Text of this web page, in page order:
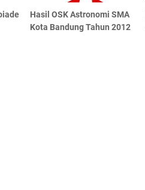
Hasil OSK Astronomi SMA
Kota Bandung Tahun 2012